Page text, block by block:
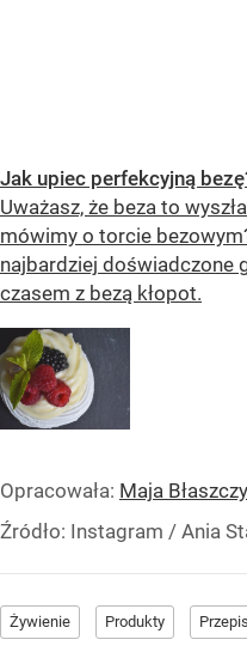
Jak upiec perfekcyjną
Uważasz, że beza to
mówimy o torcie
najbardziej doświadczone
czasem z bezą kłopot.
Opracowała: Maja
Źródło: Instagram / Ania
Żywienie Produkty